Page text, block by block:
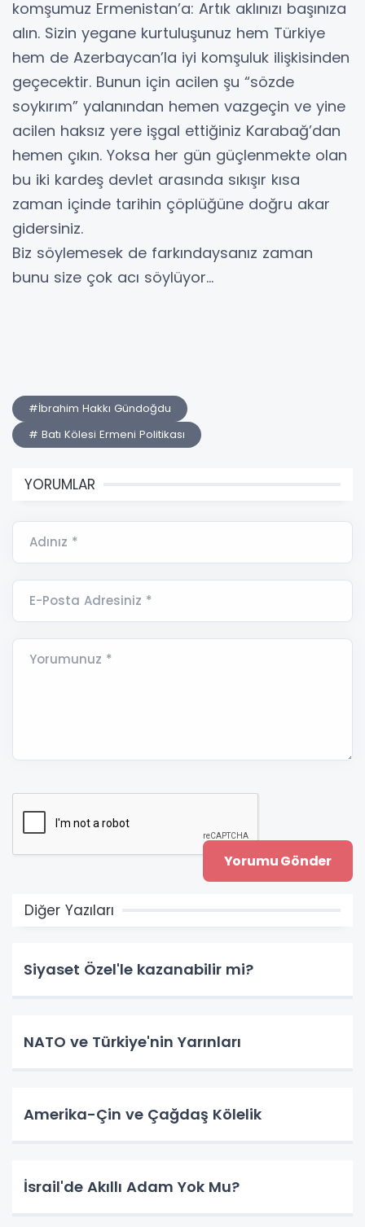
komşumuz Ermenistan’a: Artık aklınızı başınıza
alın. Sizin yegane kurtuluşunuz hem Türkiye
hem de Azerbaycan’la iyi komşuluk ilişkisinden
geçecektir. Bunun için acilen şu “sözde
soykırım” yalanından hemen vazgeçin ve yine
acilen haksız yere işgal ettiğiniz Karabağ’dan
hemen çıkın. Yoksa her gün güçlenmekte olan
bu iki kardeş devlet arasında sıkışır kısa
zaman içinde tarihin çöplüğüne doğru akar
gidersiniz.
Biz söylemesek de farkındaysanız zaman
bunu size çok acı söylüyor…
#İbrahim Hakkı Gündoğdu
# Batı Kölesi Ermeni Politikası
YORUMLAR
Adınız *
E-Posta Adresiniz *
Yorumunuz *
Diğer Yazıları
Siyaset Özel'le kazanabilir mi?
NATO ve Türkiye'nin Yarınları
Amerika-Çin ve Çağdaş Kölelik
İsrail'de Akıllı Adam Yok Mu?